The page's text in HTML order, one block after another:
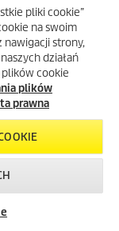
pliki cookie”
na swoim
nawigacji strony,
działań
cookie
plików
prawna